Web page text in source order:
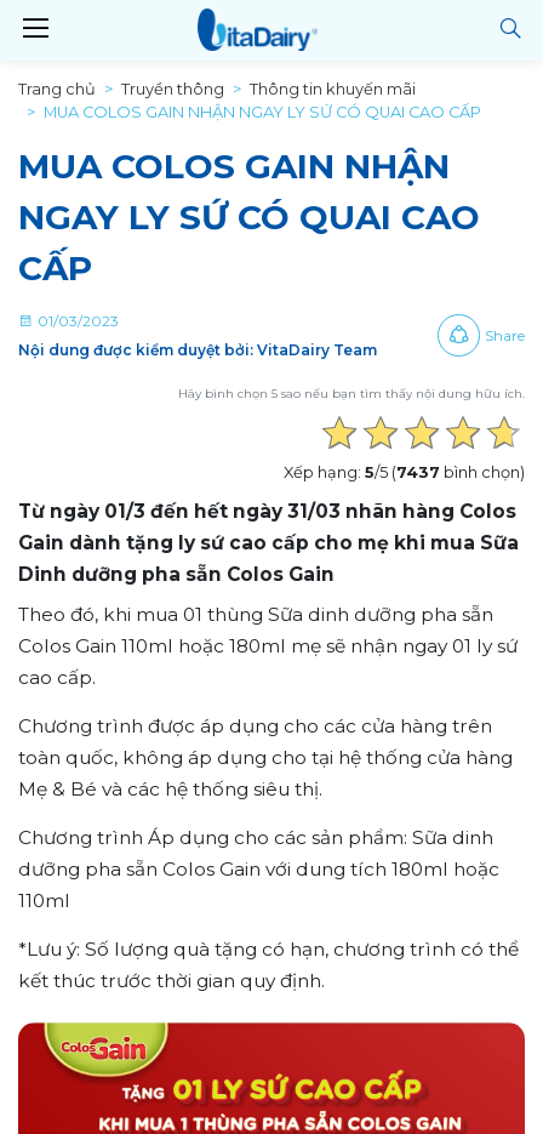
Trang chủ Truyền thông
Thông tin khuyến mãi
MUA COLOS GAIN NHẬN NGAY LY SỨ CÓ QUAI CAO CẤP
MUA COLOS GAIN NHẬN
NGAY LY SỨ CÓ QUAI CAO
CẤP
01/03/2023
Nội dung được kiểm duyệt bởi: VitaDairy Team
Share
Hãy bình chọn 5 sao nếu bạn tìm thấy nội dung hữu ích.
Xếp hạng: 5/5 (7437 bình chọn)
Từ ngày 01/3 đến hết ngày 31/03 nhãn hàng Colos
Gain dành tặng ly sứ cao cấp cho mẹ khi mua Sữa
Dinh dưỡng pha sẵn Colos Gain
Theo đó, khi mua 01 thùng Sữa dinh dưỡng pha sẵn
Colos Gain 110ml hoặc 180ml mẹ sẽ nhận ngay 01 ly sứ
cao cấp.
Chương trình được áp dụng cho các cửa hàng trên
toàn quốc, không áp dụng cho tại hệ thống cửa hàng
Mẹ & Bé và các hệ thống siêu thị.
Chương trình Áp dụng cho các sản phẩm: Sữa dinh
dưỡng pha sẵn Colos Gain với dung tích 180ml hoặc
110ml
*Lưu ý: Số lượng quà tặng có hạn, chương trình có thể
kết thúc trước thời gian quy định.